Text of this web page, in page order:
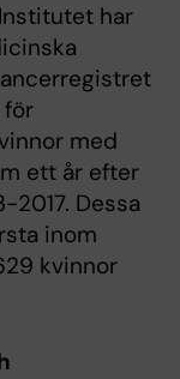
har
med
ett år efter
2017. Dessa
inom
kvinnor